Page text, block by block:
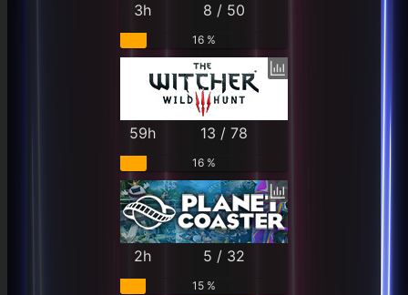
3h 8 / 50
16 %
59h 13 / 78
16 %
2h 5 / 32
15 %